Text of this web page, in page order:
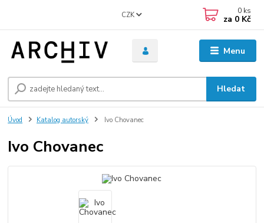
Menu
CZK
Hledat
0 ks
za 0 Kč
Úvod Katalog autorský Ivo Chovanec
Ivo Chovanec